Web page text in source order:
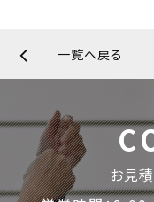
一覧へ戻る
お見